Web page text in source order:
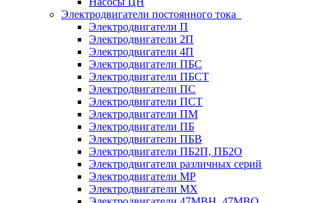
Электродвигатели постоянного тока
Электродвигатели П
Электродвигатели 2П
Электродвигатели 4П
Электродвигатели ПБС
Электродвигатели ПБСТ
Электродвигатели ПС
Электродвигатели ПСТ
Электродвигатели ПМ
Электродвигатели ПБ
Электродвигатели ПБВ
Электродвигатели ПБ2П, ПБ2О
Электродвигатели различных серий
Электродвигатели МР
Электродвигатели MX